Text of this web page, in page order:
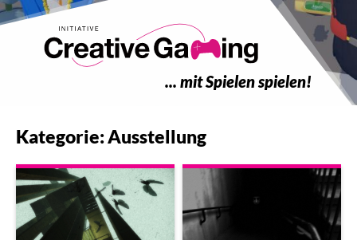
... mit Spielen spielen!
Kategorie: Ausstellung